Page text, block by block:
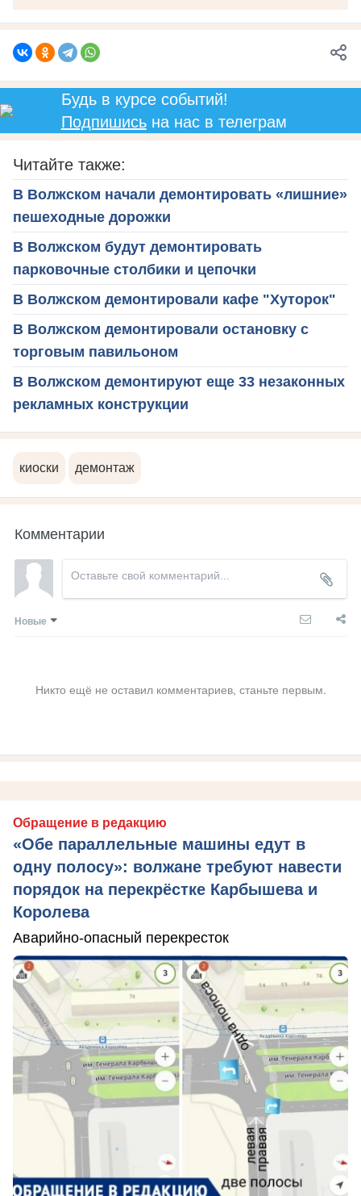
Будь в курсе событий!
Подпишисьна нас в телеграм
Читайте также:
В Волжском начали демонтировать «лишние»
пешеходные дорожки
В Волжском будут демонтировать
парковочные столбики и цепочки
В Волжском демонтировали кафе "Хуторок"
В Волжском демонтировали остановку с
торговым павильоном
В Волжском демонтируют еще 33 незаконных
рекламных конструкции
киоски демонтаж
Комментарии
Новые
Никто ещё не оставил комментариев, станьте первым.
Обращение в редакцию
«Обе параллельные машины едут в
одну полосу»: волжане требуют навести
порядок на перекрёстке Карбышева и
Королева
Аварийно-опасный перекресток